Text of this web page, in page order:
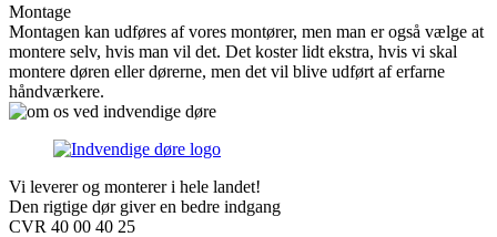
Montage
Montagen kan udføres af vores montører, men man er også vælge at
montere selv, hvis man vil det. Det koster lidt ekstra, hvis vi skal
montere døren eller dørerne, men det vil blive udført af erfarne
håndværkere.
Vi leverer og monterer i hele landet!
Den rigtige dør giver en bedre indgang
CVR 40 00 40 25